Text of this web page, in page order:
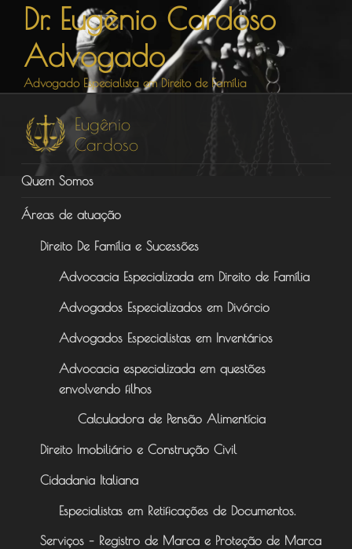
Pular
conteúdo
Dr. Eugênio Cardoso
Advogado
Advogado Especialista em Direito de Família
Quem Somos
Áreas de atuação
Direito De Família e Sucessões
Advocacia Especializada em Direito de Família
Advogados Especializados em Divórcio
Advogados Especialistas em Inventários
Advocacia especializada em questões
envolvendo filhos
Calculadora de Pensão Alimentícia
Direito Imobiliário e Construção Civil
Cidadania Italiana
Especialistas em Retificações de Documentos.
Serviços – Registro de Marca e Proteção de Marca